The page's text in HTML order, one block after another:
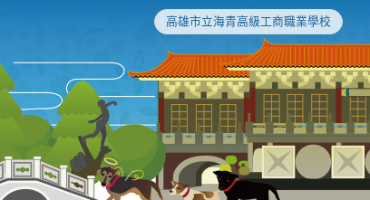
高雄市立海青高級工商職業學校